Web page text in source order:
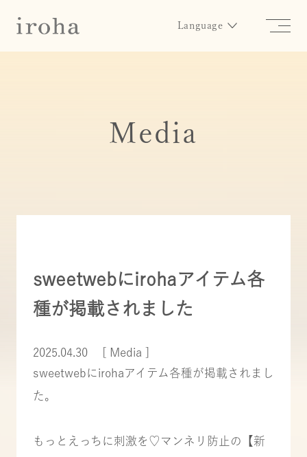
Language
Media
sweetwebにirohaアイテム各
種が掲載されました
2025.04.30
[ Media ]
sweetwebにirohaアイテム各種が掲載されまし
た。
もっとえっちに刺激を♡マンネリ防止の【新